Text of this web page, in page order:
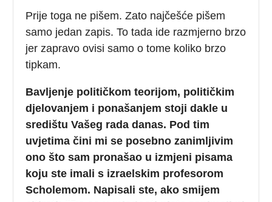
Prije toga ne pišem. Zato najčešće pišem
samo jedan zapis. To tada ide razmjerno brzo
jer zapravo ovisi samo o tome koliko brzo
tipkam.
Bavljenje političkom teorijom, političkim
djelovanjem i ponašanjem stoji dakle u
središtu Vašeg rada danas. Pod tim
uvjetima čini mi se posebno zanimljivim
ono što sam pronašao u izmjeni pisama
koju ste imali s izraelskim profesorom
Scholemom. Napisali ste, ako smijem